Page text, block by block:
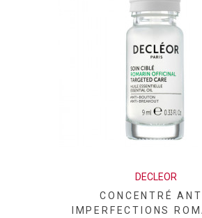
DECLEOR
CONCENTRÉ
IMPERFECTIONS